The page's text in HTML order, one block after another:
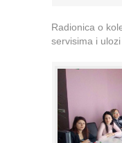
Radionica o
servisima i